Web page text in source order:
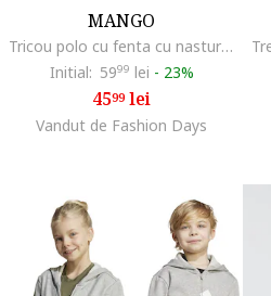
MANGO
Tricou polo cu fenta cu nasturi, Alb
Initial: 5999 lei - 23%
4599lei
Vandut de Fashion Days